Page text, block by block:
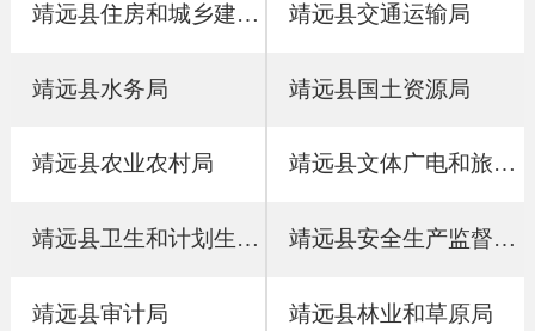
靖远县住房和城乡建设局 靖远县交通运输局
靖远县水务局 靖远县国土资源局
靖远县农业农村局 靖远县文体广电和旅游局
靖远县卫生和计划生育局 靖远县安全生产监督管理局
靖远县审计局 靖远县林业和草原局